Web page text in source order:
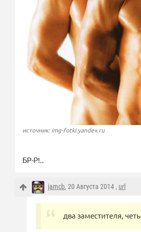
источник: img-fotki.yandex.ru
БР-Р!..
jamcb, 20 Августа 2014 , url
два заместителя,